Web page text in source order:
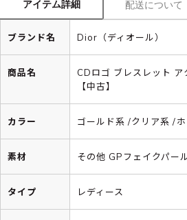
アイテム詳細 配送について
ブランド名 Dior（ディオール）
商品名
CDロゴ ブレスレット ア
【中古】
カラー ゴールド系 /クリア系 /
素材 その他 GPフェイクパー
タイプ レディース